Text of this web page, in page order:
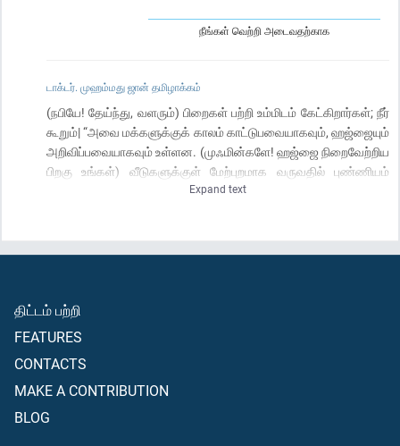
நீங்கள் வெற்றி அடைவதற்காக
டாக்டர். முஹம்மது ஜான் தமிழாக்கம்
(நபியே! தேய்ந்து, வளரும்) பிறைகள் பற்றி உம்மிடம் கேட்கிறார்கள்; நீர்
கூறும்| “அவை மக்களுக்குக் காலம் காட்டுபவையாகவும், ஹஜ்ஜையும்
அறிவிப்பவையாகவும் உள்ளன. (முஃமின்களே! ஹஜ்ஜை நிறைவேற்றிய
பிறகு உங்கள்) வீடுகளுக்குள் மேற்புறமாக வருவதில் புண்ணியம்
(எதுவும் வந்து விடுவது) இல்லை; ஆனால் இறைவனுக்கு அஞ்சி
Expand text
திட்டம் பற்றி
FEATURES
CONTACTS
MAKE A CONTRIBUTION
BLOG